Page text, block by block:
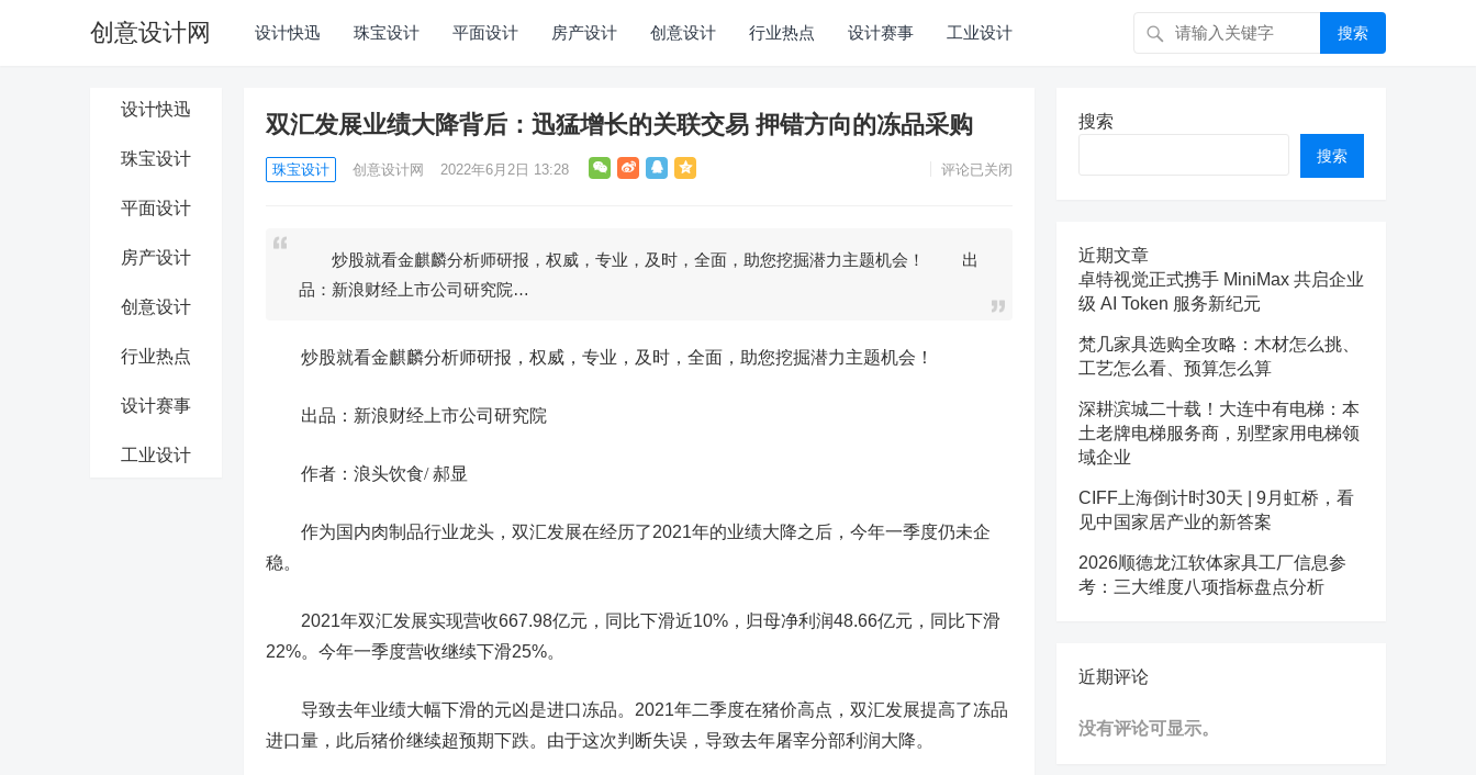
创意设计网 设计快迅 珠宝设计 平面设计 房产设计 创意设计 行业热点 设计赛事 工业设计 搜索
设计快迅
珠宝设计
平面设计
房产设计
创意设计
行业热点
设计赛事
工业设计
双汇发展业绩大降背后：迅猛增长的关联交易 押错方向的冻品采购
珠宝设计 创意设计网 2022年6月2日 13:28 评论已关闭
炒股就看金麒麟分析师研报，权威，专业，及时，全面，助您挖掘潜力主题机会！ 出
品：新浪财经上市公司研究院…
炒股就看金麒麟分析师研报，权威，专业，及时，全面，助您挖掘潜力主题机会！
出品：新浪财经上市公司研究院
作者：浪头饮食/ 郝显
作为国内肉制品行业龙头， 双汇发展在经历了2021年的业绩大降之后，今年一季度仍未企
稳。
2021年双汇发展实现营收667.98亿元，同比下滑近10%，归母净利润48.66亿元，同比下滑
22%。今年一季度营收继续下滑25%。
导致去年业绩大幅下滑的元凶是进口冻品。2021年二季度在猪价高点，双汇发展提高了冻品
进口量，此后猪价继续超预期下跌。由于这次判断失误，导致去年屠宰分部利润大降。
搜索
搜索
近期文章
卓特视觉正式携手 MiniMax 共启企业
级 AI Token 服务新纪元
梵几家具选购全攻略：木材怎么挑、
工艺怎么看、预算怎么算
深耕滨城二十载！大连中有电梯：本
土老牌电梯服务商，别墅家用电梯领
域企业
CIFF上海倒计时30天 | 9月虹桥，看
见中国家居产业的新答案
2026顺德龙江软体家具工厂信息参
考：三大维度八项指标盘点分析
近期评论
没有评论可显示。